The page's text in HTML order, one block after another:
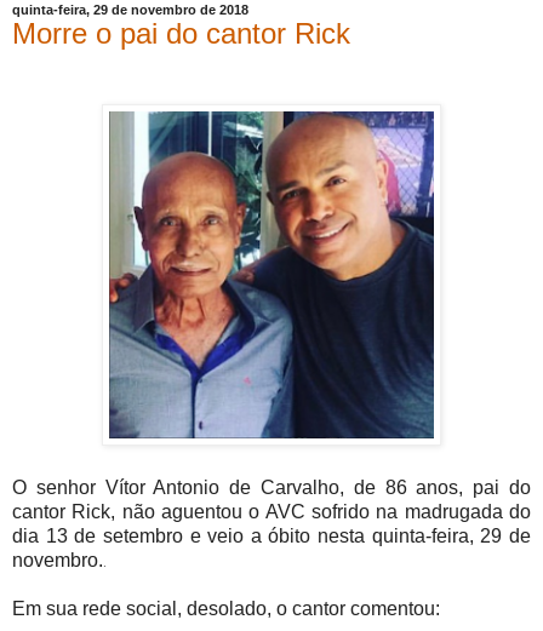
quinta-feira, 29 de novembro de 2018
Morre o pai do cantor Rick
O senhor Vítor Antonio de Carvalho, de 86 anos, pai do
cantor Rick, não aguentou o AVC sofrido na madrugada do
dia 13 de setembro e veio a óbito nesta quinta-feira, 29 de
novembro.
Em sua rede social, desolado, o cantor comentou: